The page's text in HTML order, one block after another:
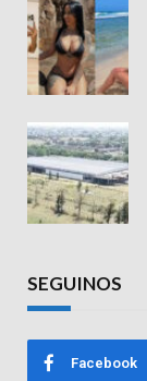
SEGUINOS
Facebook